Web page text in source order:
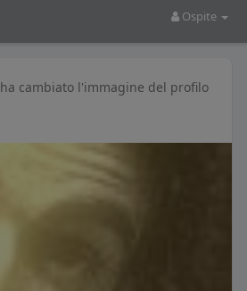
Ospite
ha cambiato l'immagine del profilo